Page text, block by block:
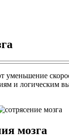
уменьшение
и логическим
мозга